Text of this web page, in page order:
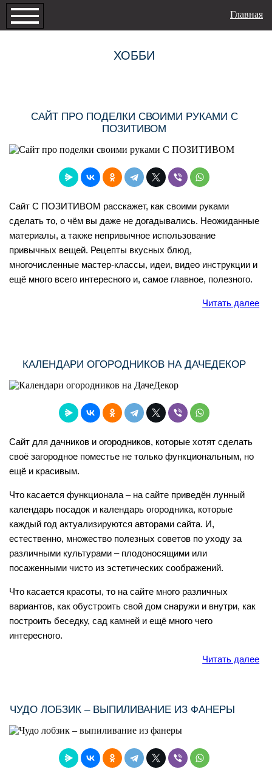
Главная
ХОББИ
САЙТ ПРО ПОДЕЛКИ СВОИМИ РУКАМИ С
ПОЗИТИВОМ
Сайт С ПОЗИТИВОМ расскажет, как своими руками
сделать то, о чём вы даже не догадывались. Неожиданные
материалы, а также непривычное использование
привычных вещей. Рецепты вкусных блюд,
многочисленные мастер-классы, идеи, видео инструкции и
ещё много всего интересного и, самое главное, полезного.
Читать далее
КАЛЕНДАРИ ОГОРОДНИКОВ НА ДАЧЕДЕКОР
Сайт для дачников и огородников, которые хотят сделать
своё загородное поместье не только функциональным, но
ещё и красивым.
Что касается функционала – на сайте приведён лунный
календарь посадок и календарь огородника, которые
каждый год актуализируются авторами сайта. И,
естественно, множество полезных советов по уходу за
различными культурами – плодоносящими или
посаженными чисто из эстетических соображений.
Что касается красоты, то на сайте много различных
вариантов, как обустроить свой дом снаружи и внутри, как
построить беседку, сад камней и ещё много чего
интересного.
Читать далее
ЧУДО ЛОБЗИК – ВЫПИЛИВАНИЕ ИЗ ФАНЕРЫ